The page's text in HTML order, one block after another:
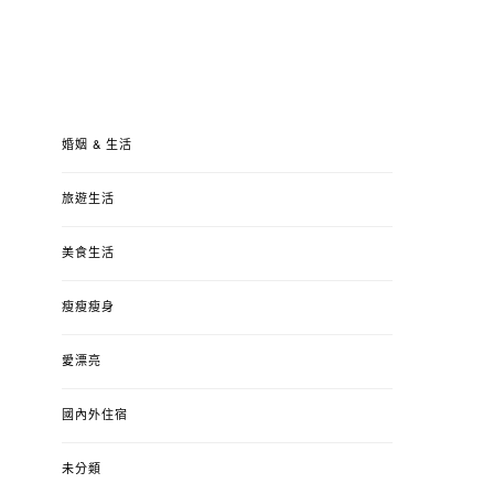
婚姻 & 生活
旅遊生活
美食生活
瘦瘦瘦身
愛漂亮
國內外住宿
未分類